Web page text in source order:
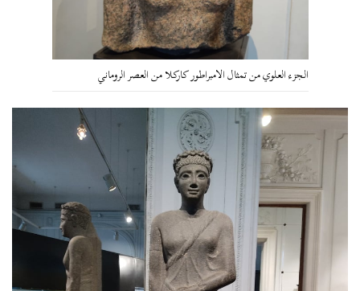
الجزء العلوي من تمثال الامبراطور كاركلا من العصر الروماني